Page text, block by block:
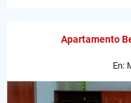
Apartamento
En: